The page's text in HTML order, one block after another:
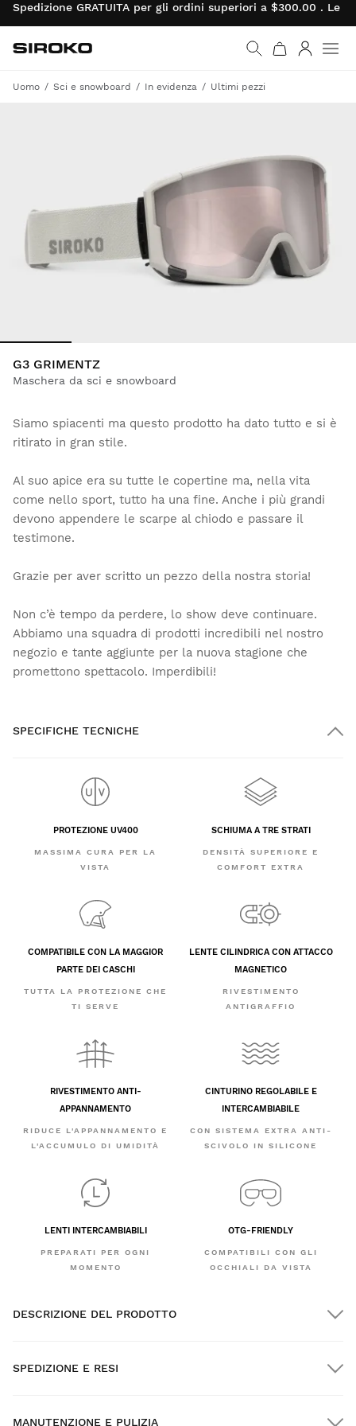
Spedizione GRATUITA per gli ordini superiori a $300.00 .
Vai alla home page
Siroko.com
Uomo Sci e snowboard In evidenza Ultimi pezzi
G3 GRIMENTZ
Maschera da sci e snowboard
Siamo spiacenti ma questo prodotto ha dato tutto e si è
ritirato in gran stile.
Al suo apice era su tutte le copertine ma, nella vita
come nello sport, tutto ha una fine. Anche i più grandi
devono appendere le scarpe al chiodo e passare il
testimone.
Grazie per aver scritto un pezzo della nostra storia!
Non c’è tempo da perdere, lo show deve continuare.
Abbiamo una squadra di prodotti incredibili nel nostro
negozio e tante aggiunte per la nuova stagione che
promettono spettacolo. Imperdibili!
SPECIFICHE TECNICHE
PROTEZIONE UV400
MASSIMA CURA PER LA
VISTA
SCHIUMA A TRE STRATI
DENSITÀ SUPERIORE E
COMFORT EXTRA
COMPATIBILE CON LA MAGGIOR
PARTE DEI CASCHI
TUTTA LA PROTEZIONE CHE
TI SERVE
LENTE CILINDRICA CON ATTACCO
MAGNETICO
RIVESTIMENTO
ANTIGRAFFIO
RIVESTIMENTO ANTI-
APPANNAMENTO
RIDUCE L'APPANNAMENTO E
L'ACCUMULO DI UMIDITÀ
CINTURINO REGOLABILE E
INTERCAMBIABILE
CON SISTEMA EXTRA ANTI-
SCIVOLO IN SILICONE
LENTI INTERCAMBIABILI
PREPARATI PER OGNI
MOMENTO
OTG-FRIENDLY
COMPATIBILI CON GLI
OCCHIALI DA VISTA
DESCRIZIONE DEL PRODOTTO
SPEDIZIONE E RESI
MANUTENZIONE E PULIZIA